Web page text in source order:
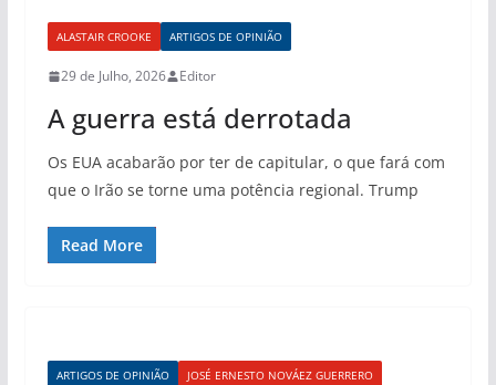
ALASTAIR CROOKE ARTIGOS DE OPINIÃO
29 de Julho, 2026 Editor
A guerra está derrotada
Os EUA acabarão por ter de capitular, o que fará com
que o Irão se torne uma potência regional. Trump
Read More
ARTIGOS DE OPINIÃO JOSÉ ERNESTO NOVÁEZ GUERRERO